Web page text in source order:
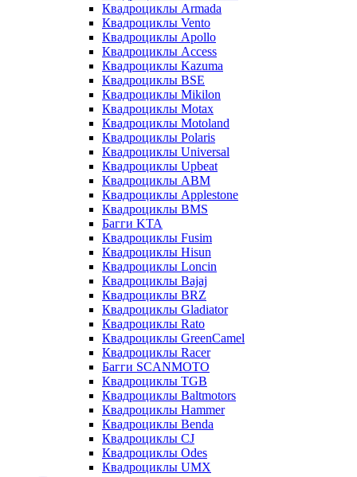
Квадроциклы Armada
Квадроциклы Vento
Квадроциклы Apollo
Квадроциклы Access
Квадроциклы Kazuma
Квадроциклы BSE
Квадроциклы Mikilon
Квадроциклы Motax
Квадроциклы Motoland
Квадроциклы Polaris
Квадроциклы Universal
Квадроциклы Upbeat
Квадроциклы ABM
Квадроциклы Applestone
Квадроциклы BMS
Багги KTA
Квадроциклы Fusim
Квадроциклы Hisun
Квадроциклы Loncin
Квадроциклы Bajaj
Квадроциклы BRZ
Квадроциклы Gladiator
Квадроциклы Rato
Квадроциклы GreenCamel
Квадроциклы Racer
Багги SCANMOTO
Квадроциклы TGB
Квадроциклы Baltmotors
Квадроциклы Hammer
Квадроциклы Benda
Квадроциклы CJ
Квадроциклы Odes
Квадроциклы UMX